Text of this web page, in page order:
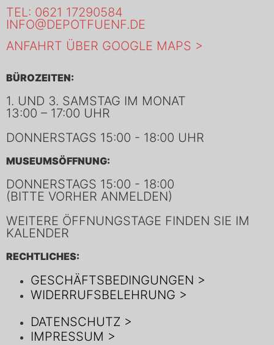
TEL: 0621 17290584
INFO@DEPOTFUENF.DE
ANFAHRT ÜBER GOOGLE MAPS >
BÜROZEITEN:
1. UND 3. SAMSTAG IM MONAT
13:00 – 17:00 UHR
DONNERSTAGS 15:00 - 18:00 UHR
MUSEUMSÖFFNUNG:
DONNERSTAGS 15:00 - 18:00
(BITTE VORHER ANMELDEN)
WEITERE ÖFFNUNGSTAGE FINDEN SIE IM
KALENDER
RECHTLICHES:
GESCHÄFTSBEDINGUNGEN >
WIDERRUFSBELEHRUNG >
DATENSCHUTZ >
IMPRESSUM >